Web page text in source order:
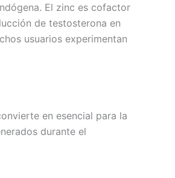
El zinc es cofactor
de testosterona en
usuarios experimentan
en esencial para la
durante el